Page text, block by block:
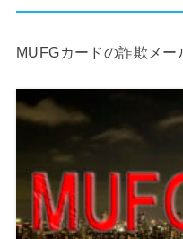
MUFGカードの詐欺メー